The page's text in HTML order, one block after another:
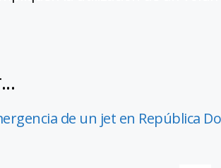
de un jet en República